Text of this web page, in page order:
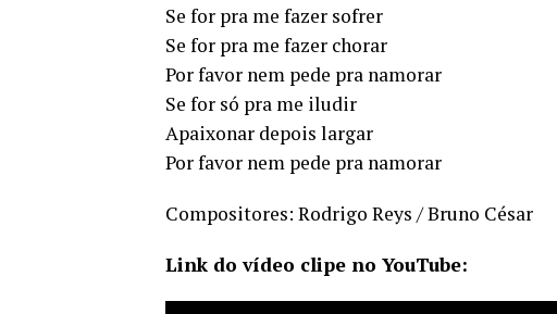
Se for pra me fazer sofrer
Se for pra me fazer chorar
Por favor nem pede pra namorar
Se for só pra me iludir
Apaixonar depois largar
Por favor nem pede pra namorar
Compositores: Rodrigo Reys / Bruno César
Link do vídeo clipe no YouTube: